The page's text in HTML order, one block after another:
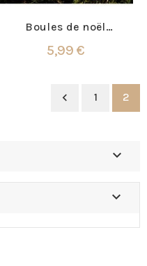
Boules de noël
5,99 €
 1 2

